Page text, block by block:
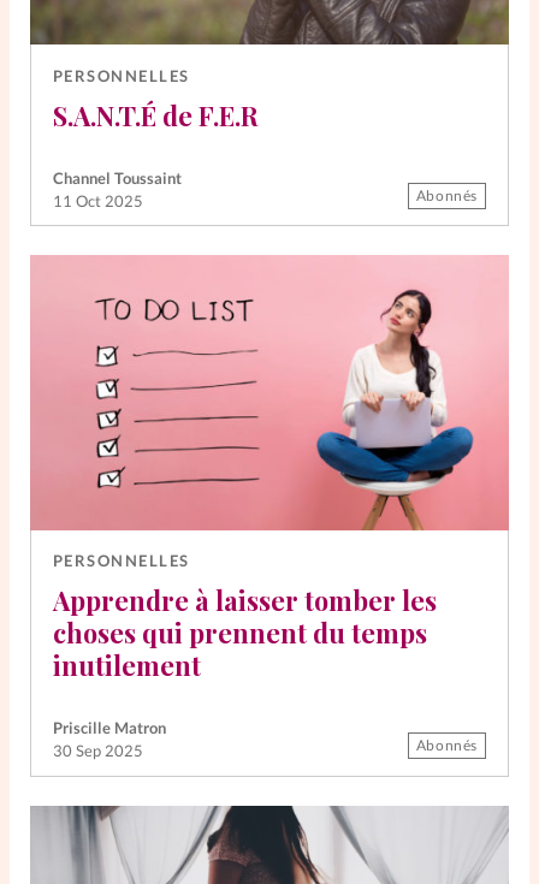
PERSONNELLES
S.A.N.T.É de F.E.R
Channel Toussaint
11 Oct 2025
Abonnés
PERSONNELLES
Apprendre à laisser tomber les
choses qui prennent du temps
inutilement
Priscille Matron
30 Sep 2025
Abonnés